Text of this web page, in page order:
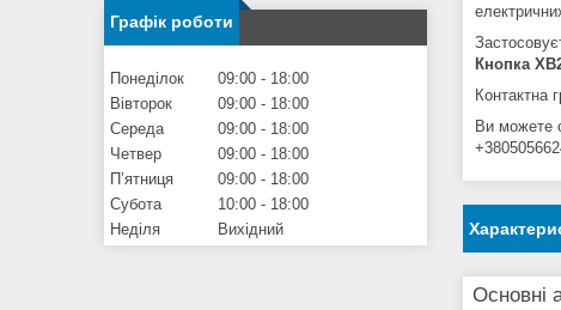
Кнопка
Контактна
Ви можете
Основні
Графік роботи
Понеділок 09:00
18:00
Вівторок
09:00
18:00
Середа
09:00
18:00
Четвер
09:00
18:00
Пʼятниця
09:00
18:00
Субота
10:00
18:00
Неділя
Вихідний